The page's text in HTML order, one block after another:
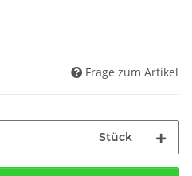
Frage zum Artikel
Stück